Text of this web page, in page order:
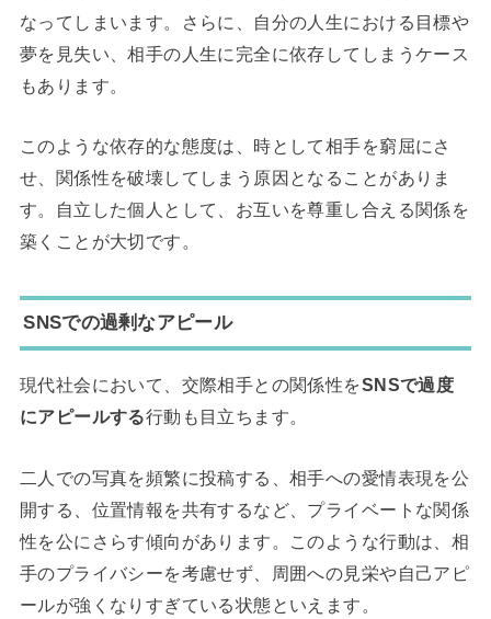
なってしまいます。さらに、自分の人生における目標や
夢を見失い、相手の人生に完全に依存してしまうケース
もあります。
このような依存的な態度は、時として相手を窮屈にさ
せ、関係性を破壊してしまう原因となることがありま
す。自立した個人として、お互いを尊重し合える関係を
築くことが大切です。
SNSでの過剰なアピール
現代社会において、交際相手との関係性をSNSで過度
にアピールする行動も目立ちます。
二人での写真を頻繁に投稿する、相手への愛情表現を公
開する、位置情報を共有するなど、プライベートな関係
性を公にさらす傾向があります。このような行動は、相
手のプライバシーを考慮せず、周囲への見栄や自己アピ
ールが強くなりすぎている状態といえます。